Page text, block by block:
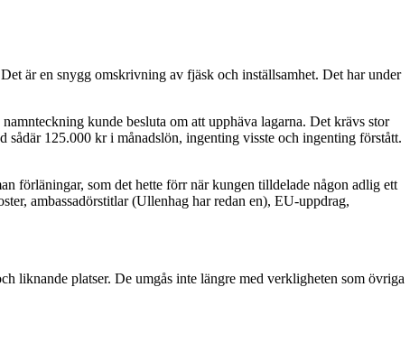
är en snygg omskrivning av fjäsk och inställsamhet. Det har under
kunde besluta om att upphäva lagarna. Det krävs stor
sådär 125.000 kr i månadslön, ingenting visste och ingenting förstått.
förläningar, som det hette förr när kungen tilldelade någon adlig ett
ambassadörstitlar (Ullenhag har redan en), EU-uppdrag,
liknande platser. De umgås inte längre med verkligheten som övriga